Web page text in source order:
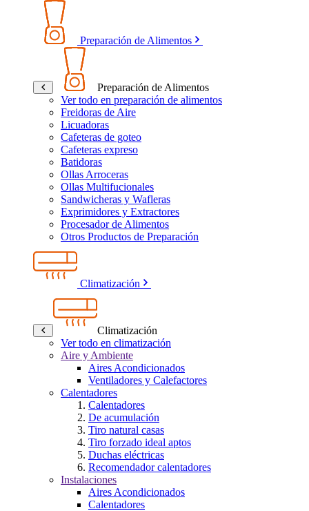
Preparación de Alimentos
Preparación de Alimentos
Ver todo en preparación de alimentos
Freidoras de Aire
Licuadoras
Cafeteras de goteo
Cafeteras expreso
Batidoras
Ollas Arroceras
Ollas Multifucionales
Sandwicheras y Wafleras
Exprimidores y Extractores
Procesador de Alimentos
Otros Productos de Preparación
Climatización
Climatización
Ver todo en climatización
Aire y Ambiente
Aires Acondicionados
Ventiladores y Calefactores
Calentadores
Calentadores
De acumulación
Tiro natural casas
Tiro forzado ideal aptos
Duchas eléctricas
Recomendador calentadores
Instalaciones
Aires Acondicionados
Calentadores